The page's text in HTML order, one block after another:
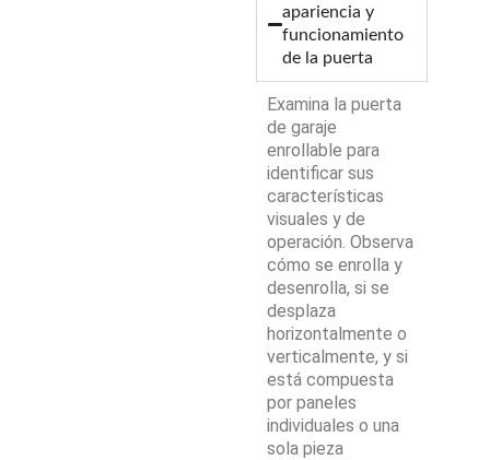
apariencia y
funcionamiento
de la puerta
Examina la puerta
de garaje
enrollable para
identificar sus
características
visuales y de
operación. Observa
cómo se enrolla y
desenrolla, si se
desplaza
horizontalmente o
verticalmente, y si
está compuesta
por paneles
individuales o una
sola pieza